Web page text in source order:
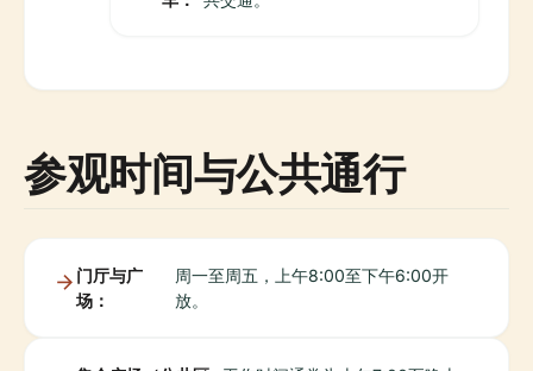
参观时间与公共通行
门厅与广
场：
周一至周五，上午8:00至下午6:00开
放。